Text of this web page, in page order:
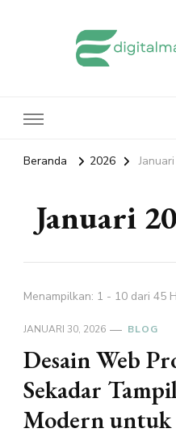
Beranda 2026 Januari
Januari
Menampilkan: 1 - 10 dari 45
JANUARI 30, 2026 BLOG
Desain Web
Sekadar
Modern untuk